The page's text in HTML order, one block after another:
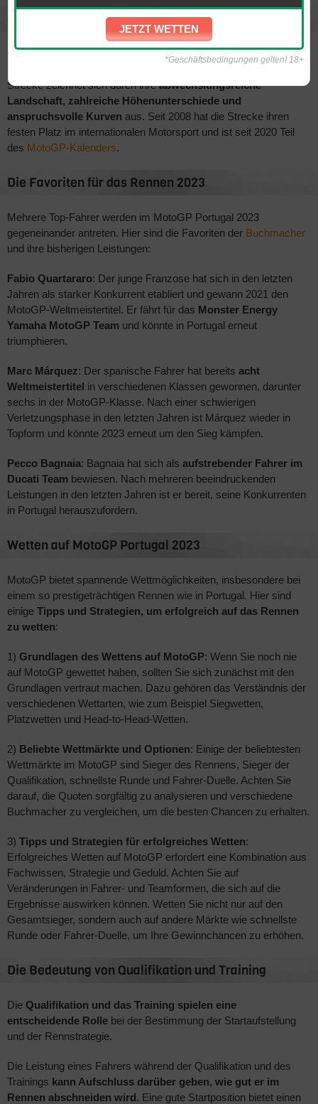
Die Strecke: Autódromo Internacional do Algarve
Der Autódromo Internacional do Algarve, auch bekannt als
Strecke zeichnet sich durch ihreabwechslungsreiche
Landschaft, zahlreiche Höhenunterschiede und
anspruchsvolle Kurven aus. Seit 2008 hat die Strecke ihren
festen Platz im internationalen Motorsport und ist seit 2020 Teil
des MotoGP-Kalenders.
Die Favoriten für das Rennen 2023
Mehrere Top-Fahrer werden im MotoGP Portugal 2023
gegeneinander antreten. Hier sind die Favoriten der Buchmacher
und ihre bisherigen Leistungen:
Fabio Quartararo: Der junge Franzose hat sich in den letzten
Jahren als starker Konkurrent etabliert und gewann 2021 den
MotoGP-Weltmeistertitel. Er fährt für das Monster Energy
Yamaha MotoGP Team und könnte in Portugal erneut
triumphieren.
Marc Márquez: Der spanische Fahrer hat bereits acht
Weltmeistertitel in verschiedenen Klassen gewonnen, darunter
sechs in der MotoGP-Klasse. Nach einer schwierigen
Verletzungsphase in den letzten Jahren ist Márquez wieder in
Topform und könnte 2023 erneut um den Sieg kämpfen.
Pecco Bagnaia: Bagnaia hat sich als aufstrebender Fahrer im
Ducati Team bewiesen. Nach mehreren beeindruckenden
Leistungen in den letzten Jahren ist er bereit, seine Konkurrenten
in Portugal herauszufordern.
Wetten auf MotoGP Portugal 2023
MotoGP bietet spannende Wettmöglichkeiten, insbesondere bei
einem so prestigeträchtigen Rennen wie in Portugal. Hier sind
einige Tipps und Strategien, um erfolgreich auf das Rennen
zu wetten:
1) Grundlagen des Wettens auf MotoGP: Wenn Sie noch nie
auf MotoGP gewettet haben, sollten Sie sich zunächst mit den
Grundlagen vertraut machen. Dazu gehören das Verständnis der
verschiedenen Wettarten, wie zum Beispiel Siegwetten,
Platzwetten und Head-to-Head-Wetten.
2) Beliebte Wettmärkte und Optionen: Einige der beliebtesten
Wettmärkte im MotoGP sind Sieger des Rennens, Sieger der
Qualifikation, schnellste Runde und Fahrer-Duelle. Achten Sie
darauf, die Quoten sorgfältig zu analysieren und verschiedene
Buchmacher zu vergleichen, um die besten Chancen zu erhalten.
3) Tipps und Strategien für erfolgreiches Wetten:
Erfolgreiches Wetten auf MotoGP erfordert eine Kombination aus
Fachwissen, Strategie und Geduld. Achten Sie auf
Veränderungen in Fahrer- und Teamformen, die sich auf die
Ergebnisse auswirken können. Wetten Sie nicht nur auf den
Gesamtsieger, sondern auch auf andere Märkte wie schnellste
Runde oder Fahrer-Duelle, um Ihre Gewinnchancen zu erhöhen.
Die Bedeutung von Qualifikation und Training
Die Qualifikation und das Training spielen eine
entscheidende Rolle bei der Bestimmung der Startaufstellung
und der Rennstrategie.
Die Leistung eines Fahrers während der Qualifikation und des
Trainings kann Aufschluss darüber geben, wie gut er im
Rennen abschneiden wird. Eine gute Startposition bietet einen
JETZT WETTEN